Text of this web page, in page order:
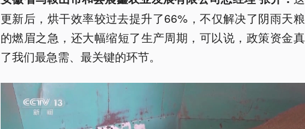
更新后，烘干效率较过去提升了66%，不仅解决了阴雨天
的燃眉之急，还大幅缩短了生产周期，可以说，政策资金
了我们最急需、最关键的环节。